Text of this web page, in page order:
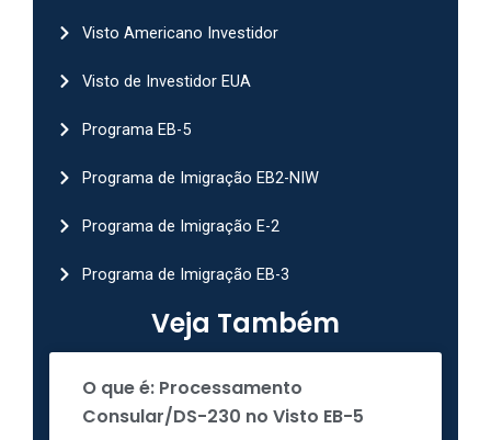
Visto Americano Investidor
Visto de Investidor EUA
Programa EB-5
Programa de Imigração EB2-NIW
Programa de Imigração E-2
Programa de Imigração EB-3
Veja Também
O que é: Processamento
Consular/DS-230 no Visto EB-5